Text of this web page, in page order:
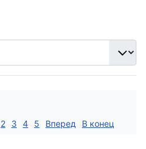
2 3 4 5 Вперед В конец